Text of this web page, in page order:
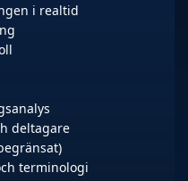
i realtid
deltagare
terminologi